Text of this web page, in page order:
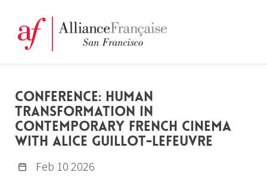
CONFERENCE: HUMAN
TRANSFORMATION IN
CONTEMPORARY FRENCH CINEMA
WITH ALICE GUILLOT-LEFEUVRE
Feb 10 2026